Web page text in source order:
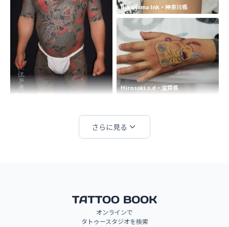
彫あい・東京都
筑州彫とも（福岡県）・福岡県
Nikotama Ink・神奈川県
Hirosaki.s.d・滋賀県
さらに見る
オンラインで
タトゥースタジオを検索